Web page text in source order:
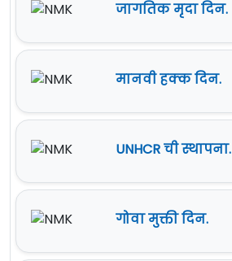
जागतिक मृदा दिन.
मानवी हक्क दिन.
UNHCR ची स्थापना.
गोवा मुक्ती दिन.